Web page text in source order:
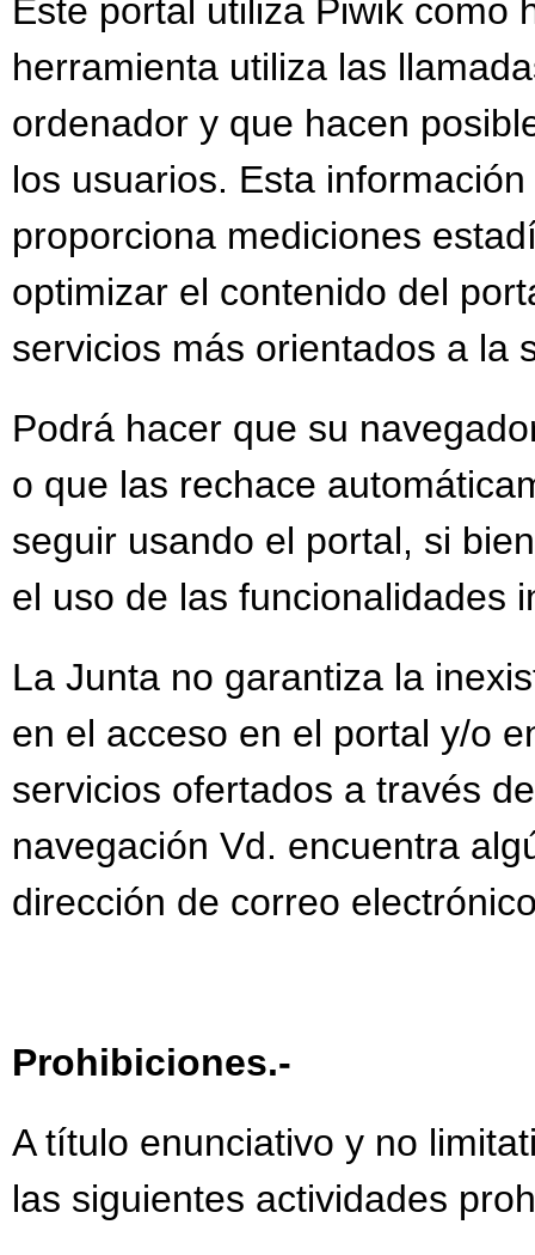
Este portal utiliza Piwik como
herramienta utiliza las
ordenador y que hacen
los usuarios. Esta
proporciona mediciones
optimizar el contenido del
servicios más orientados a la
Podrá hacer que su
o que las rechace
seguir usando el portal, si
el uso de las funcionalidades
La Junta no garantiza la
en el acceso en el portal y/o
servicios ofertados a través
navegación Vd. encuentra
dirección de correo
Prohibiciones.-
A título enunciativo y no
las siguientes actividades